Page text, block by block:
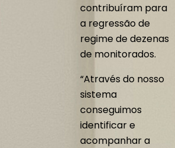
contribuíram para
a regressão de
regime de dezenas
de monitorados.
“Através do nosso
sistema
conseguimos
identificar e
acompanhar a